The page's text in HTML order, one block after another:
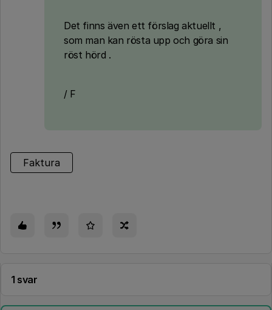
Det finns även ett förslag aktuellt ,
som man kan rösta upp och göra sin
röst hörd .
/ F
Faktura
1 svar